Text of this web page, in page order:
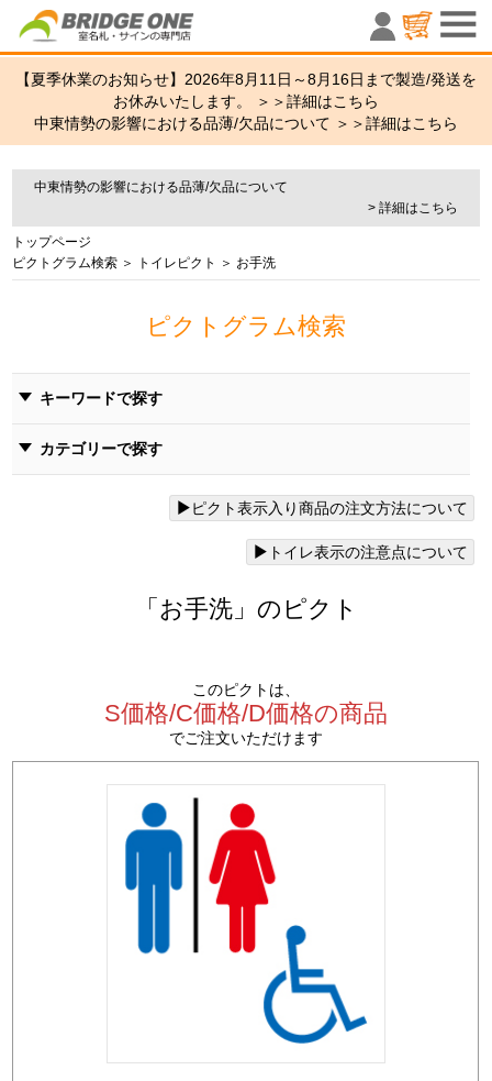
室名札・
【夏季休業のお知らせ】2026年8月11日～8月16日まで製造/発送を
お休みいたします。 ＞＞詳細はこちら
中東情勢の影響における品薄/欠品について ＞＞詳細はこちら
中東情勢の影響における品薄/欠品について
> 詳細はこちら
トップページ
ピクトグラム検索 ＞ トイレピクト ＞ お手洗
ピクトグラム検索
キーワードで探す
カテゴリーで探す
ピクト表示入り商品の注文方法について
トイレ表示の注意点について
「お手洗」のピクト
このピクトは、
S価格/C価格/D価格の商品
でご注文いただけます